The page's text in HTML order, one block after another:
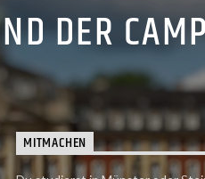
DER
MITMACHEN